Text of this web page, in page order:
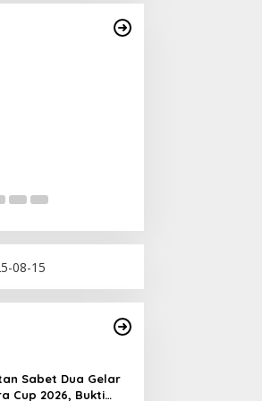
Sabet Dua Gelar
Cup 2026, Bukti